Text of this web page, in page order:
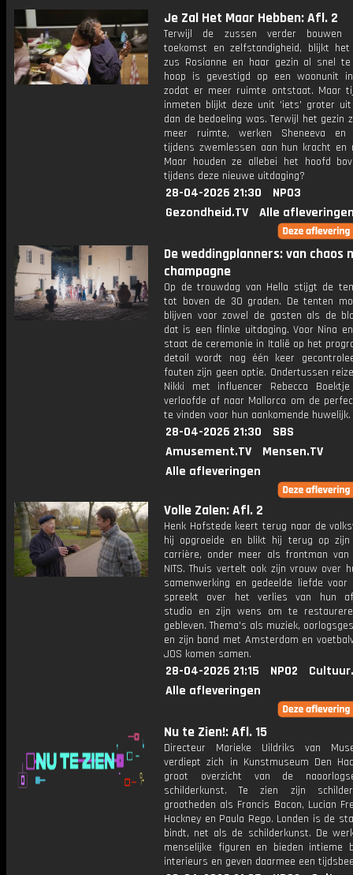
Je Zal Het Maar Hebben: Afl. 2
Terwijl de zussen verder bouwen
toekomst en zelfstandigheid, blijkt
zus Rosianne en haar gezin al snel
hoop is gevestigd op een woonunit
zodat er meer ruimte ontstaat. Maar
inmeten blijkt deze unit 'iets' groter
dan de bedoeling was. Terwijl het gezin
meer ruimte, werken Sheneeva en
tijdens zwemlessen aan hun kracht en
Maar houden ze allebei het hoofd
tijdens deze nieuwe uitdaging?
28-04-2026 21:30
NPO3
Gezondheid.TV
Alle
De weddingplanners: van chaos
champagne
Op de trouwdag van Hella stijgt de
tot boven de 30 graden. De tenten
blijven voor zowel de gasten als de
dat is een flinke uitdaging. Voor Nina
staat de ceremonie in Italië op het
detail wordt nog één keer
fouten zijn geen optie. Ondertussen
Nikki met influencer Rebecca
verloofde af naar Mallorca om de
te vinden voor hun aankomende huwelijk.
28-04-2026 21:30
SBS
Amusement.TV
Mensen.TV
Alle afleveringen
Volle Zalen: Afl. 2
Henk Hofstede keert terug naar de
hij opgroeide en blikt hij terug op
carrière, onder meer als frontman van
NITS. Thuis vertelt ook zijn vrouw over
samenwerking en gedeelde liefde voor
spreekt over het verlies van hun
studio en zijn wens om te
gebleven. Thema's als muziek,
en zijn band met Amsterdam en
JOS komen samen.
28-04-2026 21:15 NPO2
Alle afleveringen
Nu te Zien!: Afl. 15
Directeur Marieke Uildriks van
verdiept zich in Kunstmuseum Den
groot overzicht van de
schilderkunst. Te zien zijn
grootheden als Francis Bacon, Lucian
Hockney en Paula Rego. Londen is de
bindt, net als de schilderkunst. De
menselijke figuren en bieden intieme
interieurs en geven daarmee een